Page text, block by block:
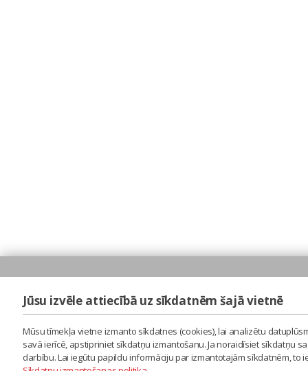
Jūsu izvēle attiecībā uz sīkdatnēm šajā vietnē
Mūsu tīmekļa vietne izmanto sīkdatnes (cookies), lai analizētu
savā ierīcē, apstipriniet sīkdatņu izmantošanu. Ja noraidīsiet sīkdatņu
darbību. Lai iegūtu papildu informāciju par izmantotajām sīkdatnēm,